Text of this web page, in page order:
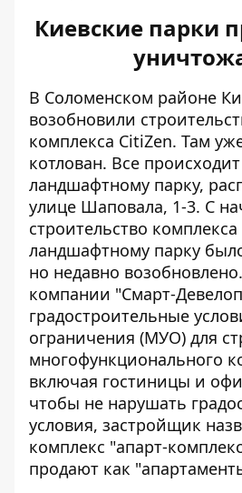
Киевские парки
В Соломенском районе
возобновили
комплекса CitiZen. Там
котлован. Все
ландшафтному парку,
улице Шаповала, 1-3. С
строительство
ландшафтному парку
но недавно
компании "Смарт-
градостроительные
ограничения (МУО) для
многофункционального
включая гостиницы и
чтобы не нарушать
условия, застройщик
комплекс "апарт-
продают как